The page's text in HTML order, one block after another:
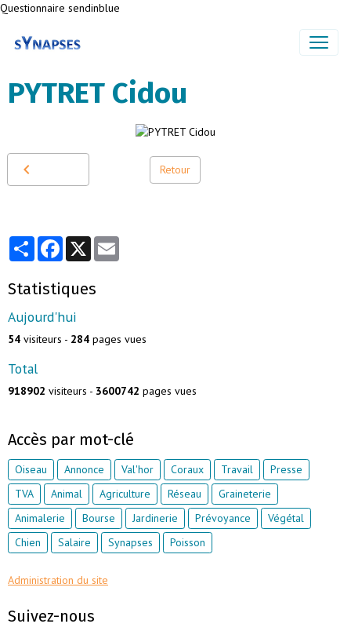
Questionnaire sendinblue
PYTRET Cidou
Retour
PartagerFacebook
X
Statistiques
Aujourd'hui
54 visiteurs - 284 pages vues
Total
918902 visiteurs - 3600742 pages vues
Accès par mot-clé
Oiseau Annonce Val'hor Coraux Travail
Presse
TVA
Animal Agriculture Réseau
Graineterie
Animalerie
Bourse Jardinerie Prévoyance
Végétal
Chien
Salaire Synapses Poisson
Administration du site
Suivez-nous